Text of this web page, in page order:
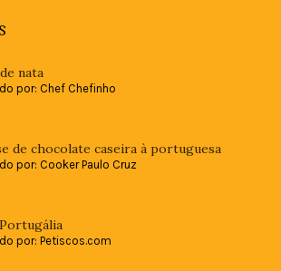
nata
por: Chef Chefinho
de chocolate caseira à portuguesa
por: Cooker Paulo Cruz
por: Petiscos.com